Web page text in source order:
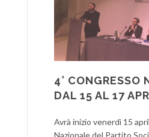
4° CONGRESSO
DAL 15 AL 17
Avrà inizio venerdì 15
Nazionale del Partito